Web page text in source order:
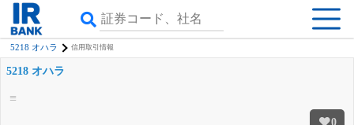
5218 オハラ 信用取引情報
0
5218 オハラ